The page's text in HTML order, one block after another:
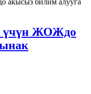
үчүн ЖОЖдо